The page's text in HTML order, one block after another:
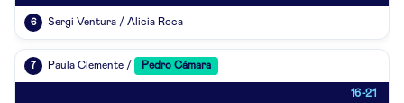
6 Sergi Ventura / Alicia Roca
7 Paula Clemente / Pedro Cámara
16-21